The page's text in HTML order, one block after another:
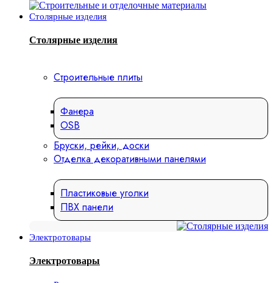
Столярные изделия
Столярные изделия
Строительные плиты
Фанера
OSB
Бруски, рейки, доски
Отделка декоративными панелями
Пластиковые уголки
ПВХ панели
Электротовары
Электротовары